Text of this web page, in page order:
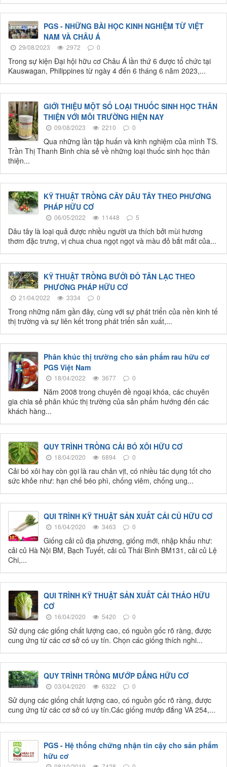
PGS - NHỮNG BÀI HỌC KINH NGHIỆM TỪ VIỆT
NAM VÀ CHÂU Á
29/08/2023 2972 0
Trong sự kiện Đại hội hữu cơ Châu Á lần thứ 6 được tổ chức tại
Kauswagan, Philippines từ ngày 4 đến 6 tháng 6 năm 2023,...
GIỚI THIỆU MỘT SỐ LOẠI THUỐC SINH HỌC THÂN
THIỆN VỚI MÔI TRƯỜNG HIỆN NAY
09/08/2023 2210 0
Qua những lần tập huấn và kinh nghiệm của mình TS.
Trần Thị Thanh Bình chia sẻ về những loại thuốc sinh học thân
thiện...
KỸ THUẬT TRỒNG CÂY DÂU TÂY THEO PHƯƠNG
PHÁP HỮU CƠ
06/05/2022 11448 5
Dâu tây là loại quả được nhiều người ưa thích bởi mùi hương
thơm đặc trưng, vị chua chua ngọt ngọt và màu đỏ bắt mắt của...
KỸ THUẬT TRỒNG BƯỞI ĐỎ TÂN LẠC THEO
PHƯƠNG PHÁP HỮU CƠ
21/04/2022 3334 0
Trong những năm gần đây, cùng với sự phát triển của nền kinh tế
thị trường và sự liên kết trong phát triển sản xuất,...
Phân khúc thị trường cho sản phẩm rau hữu cơ
PGS Việt Nam
18/04/2022 3677 0
Năm 2008 trong chuyên đề ngoại khóa, các chuyên
gia chia sẻ phân khúc thị trường của sản phẩm hướng đến các
khách hàng...
QUY TRÌNH TRỒNG CẢI BÓ XÔI HỮU CƠ
18/04/2020 6894 0
Cải bó xôi hay còn gọi là rau chân vịt, có nhiều tác dụng tốt cho
sức khỏe như: hạn chế béo phì, chống viêm, chống ung...
QUI TRÌNH KỸ THUẬT SẢN XUẤT CẢI CỦ HỮU CƠ
16/04/2020 3463 0
Giống cải củ địa phương, giống mới, nhập khẩu như:
cải củ Hà Nội BM, Bạch Tuyết, cải củ Thái Bình BM131, cải củ Lệ
Chi,...
QUI TRÌNH KỸ THUẬT SẢN XUẤT CẢI THẢO HỮU
CƠ
16/04/2020 5420 0
Sử dụng các giống chất lượng cao, có nguồn gốc rõ ràng, được
cung ứng từ các cơ sở có uy tín. Chọn các giống thích nghi...
QUY TRÌNH TRỒNG MƯỚP ĐẮNG HỮU CƠ
03/04/2020 6322 0
Sử dụng các giống chất lượng cao, có nguồn gốc rõ ràng, được
cung ứng từ các cơ sở có uy tín.Các giống mướp đắng VA 254,...
PGS - Hệ thống chứng nhận tin cậy cho sản phẩm
hữu cơ